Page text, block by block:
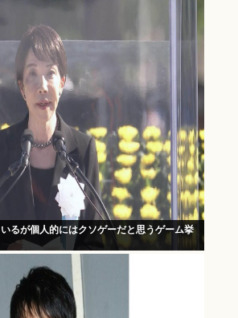
るが個人的にはクソゲーだと思うゲーム挙